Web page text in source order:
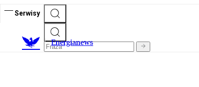
Serwisy
Energianews